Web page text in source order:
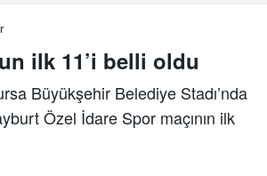
ilk 11’i belli oldu
Büyükşehir Belediye Stadı’nda
Özel İdare Spor maçının ilk